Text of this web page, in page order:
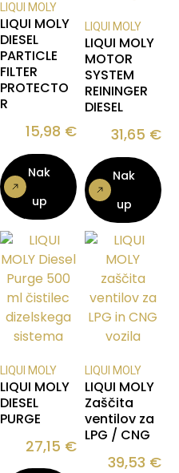
LIQUI MOLY
LIQUI MOLY
DIESEL
PARTICLE
FILTER
PROTECTO
R
15,98 €
Nak
up
LIQUI MOLY
LIQUI MOLY
MOTOR
SYSTEM
REININGER
DIESEL
31,65 €
Nak
up
LIQUI MOLY
LIQUI MOLY
DIESEL
PURGE
27,15 €
LIQUI MOLY
LIQUI MOLY
Zaščita
ventilov za
LPG / CNG
39,53 €